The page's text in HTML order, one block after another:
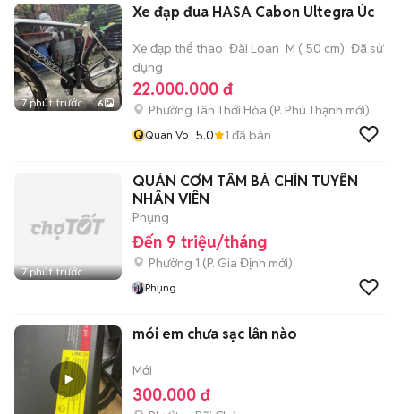
7 phút trước 6
Xe đạp đua HASA Cabon Ultegra Úc
Xe đạp thể thao Đài Loan M ( 50 cm) Đã sử
dụng
22.000.000 đ
Phường Tân Thới Hòa (P. Phú Thạnh mới)
QQuan Vo 5.0 1 đã bán
7 phút trước
QUÁN CƠM TẤM BÀ CHÍN TUYỂN
NHÂN VIÊN
Phụng
Đến 9 triệu/tháng
Phường 1 (P. Gia Định mới)
Phụng
mói em chưa sạc lân nào
Mới
300.000 đ